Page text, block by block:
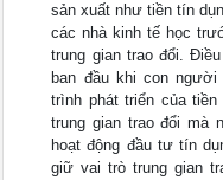
sản xuất như tiền tín
các nhà kinh tế học
trung gian trao đổi.
ban đầu khi con
trình phát triển của
trung gian trao đổi mà
hoạt động đầu tư tín
giữ vai trò trung gian